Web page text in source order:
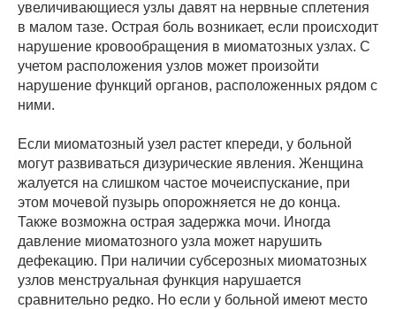
увеличивающиеся узлы давят на нервные сплетения
в малом тазе. Острая боль возникает, если происходит
нарушение кровообращения в миоматозных узлах. С
учетом расположения узлов может произойти
нарушение функций органов, расположенных рядом с
ними.
Если миоматозный узел растет кпереди, у больной
могут развиваться дизурические явления. Женщина
жалуется на слишком частое мочеиспускание, при
этом мочевой пузырь опорожняется не до конца.
Также возможна острая задержка мочи. Иногда
давление миоматозного узла может нарушить
дефекацию. При наличии субсерозных миоматозных
узлов менструальная функция нарушается
сравнительно редко. Но если у больной имеют место